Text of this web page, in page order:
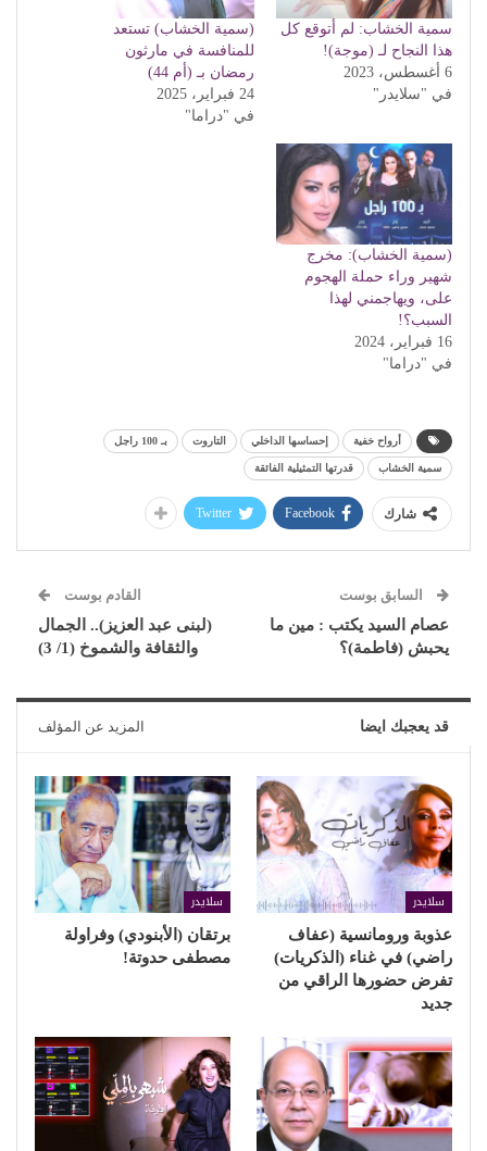
سمية الخشاب: لم أتوقع كل
هذا النجاح لـ (موجة)!
6 أغسطس، 2023
في "سلايدر"
(سمية الخشاب) تستعد
للمنافسة في مارثون
رمضان بـ (أم 44)
24 فبراير، 2025
في "دراما"
(سمية الخشاب): مخرج
شهير وراء حملة الهجوم
على، ويهاجمني لهذا
السبب؟!
16 فبراير، 2024
في "دراما"
أرواح خفية إحساسها الداخلي التاروت بـ 100 راجل
سمية الخشاب قدرتها التمثيلية الفائقة
شارك Facebook
Twitter
السابق بوست
عصام السيد يكتب : مين ما
يحبش (فاطمة)؟
القادم بوست
(لبنى عبد العزيز).. الجمال
والثقافة والشموخ (1/ 3)
قد يعجبك ايضا المزيد عن المؤلف
سلايدر
عذوبة ورومانسية (عفاف
راضي) في غناء (الذكريات)
تفرض حضورها الراقي من
جديد
سلايدر
برتقان (الأبنودي) وفراولة
مصطفى حدوتة!